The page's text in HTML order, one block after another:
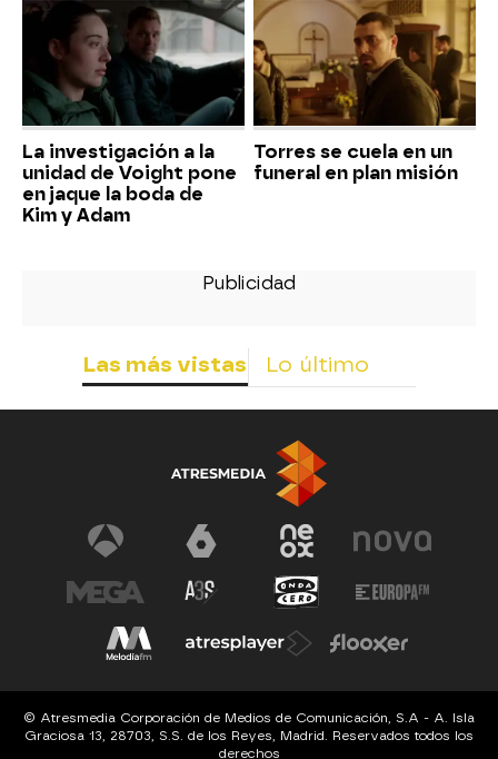
La investigación a la
unidad de Voight pone
en jaque la boda de
Kim y Adam
Torres se cuela en un
funeral en plan misión
Las más vistas Lo último
© Atresmedia Corporación de Medios de Comunicación, S.A - A. Isla
Graciosa 13, 28703, S.S. de los Reyes, Madrid. Reservados todos los
derechos